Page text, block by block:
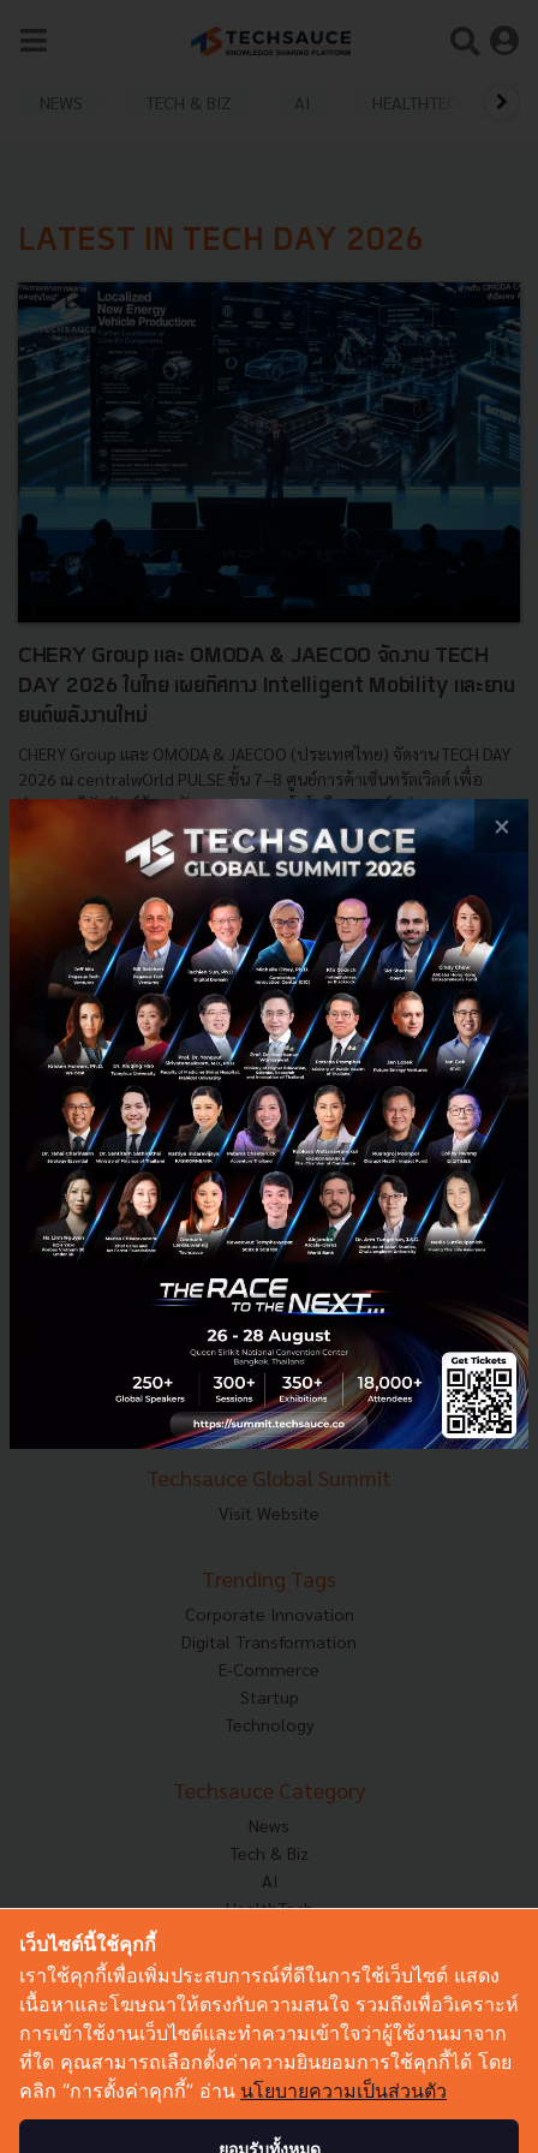
NEWS TECH & BIZ AI HEALTHTECH
LATEST IN TECH DAY 2026
CHERY Group และ OMODA & JAECOO จัดงาน TECH
DAY 2026 ในไทย เผยทิศทาง Intelligent Mobility และยาน
ยนต์พลังงานใหม่
CHERY Group และ OMODA & JAECOO (ประเทศไทย) จัดงาน TECH DAY
2026 ณ centralwOrld PULSE ชั้น 7–8 ศูนย์การค้าเซ็นทรัลเวิลด์ เพื่อ
ถ่ายทอดวิสัยทัศน์ด้านนวัตกรรมและเทคโนโลยียานยนต์แห่งอน...
กรกฎาคม 7, 2026| ByTechsauce Team
CHERY Group TECH DAY 2026 OMODA & JAECOO
E-mail :contact@techsauce.co
Tel : 02-001-5375
Mobile : 06-4658-9500
Techsauce Media
About Techsauce
Techsauce Services
Privacy Policy
ส่งบทความ
Techsauce Global Summit
Visit Website
Trending Tags
Corporate Innovation
Digital Transformation
E-Commerce
Startup
Technology
Techsauce Category
News
Tech & Biz
AI
HealthTech
Corp Innov
Saucy Thoughts
Sustainable
Videos
Podcast
×
เว็บไซต์นี้ใช้คุกกี้
เราใช้คุกกี้เพื่อเพิ่มประสบการณ์ที่ดีในการใช้เว็บไซต์ แสดง
เนื้อหาและโฆษณาให้ตรงกับความสนใจ รวมถึงเพื่อวิเคราะห์
การเข้าใช้งานเว็บไซต์และทำความเข้าใจว่าผู้ใช้งานมาจาก
ที่ใด คุณสามารถเลือกตั้งค่าความยินยอมการใช้คุกกี้ได้ โดย
คลิก “การตั้งค่าคุกกี้” อ่าน นโยบายความเป็นส่วนตัว
ยอมรับทั้งหมด